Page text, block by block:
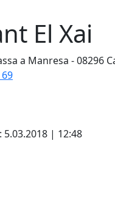
El Xai
a Manresa - 08296
| 12:48